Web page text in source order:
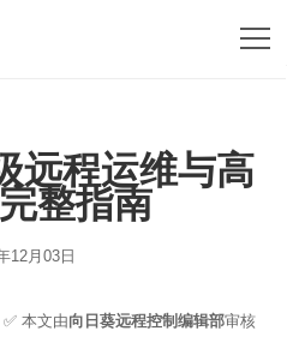
远程运维与高
整指南
12月03日
本文由向日葵远程控制编辑部审核